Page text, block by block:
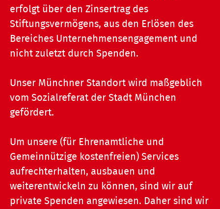
erfolgt über den Zinsertrag des
Stiftungsvermögens, aus den Erlösen des
Bereiches Unternehmensengagement und
nicht zuletzt durch Spenden.
Unser Münchner Standort wird maßgeblich
vom Sozialreferat der Stadt München
gefördert.
Um unsere (für Ehrenamtliche und
Gemeinnützige kostenfreien) Services
aufrechterhalten, ausbauen und
weiterentwickeln zu können, sind wir auf
private Spenden angewiesen. Daher sind wir